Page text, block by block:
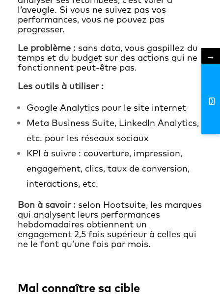
l’aveugle. Si vous ne suivez pas vos
performances, vous ne pouvez pas
progresser.
Le problème : sans data, vous gaspillez du
temps et du budget sur des actions qui ne
fonctionnent peut-être pas.
Les outils à utiliser :
Google Analytics pour le site internet
Meta Business Suite, LinkedIn Analytics,
etc. pour les réseaux sociaux
KPI à suivre : couverture, impression,
engagement, clics, taux de conversion,
interactions, etc.
Bon à savoir : selon Hootsuite, les marques
qui analysent leurs performances
hebdomadaires obtiennent un
engagement 2,5 fois supérieur à celles qui
ne le font qu’une fois par mois.
Mal connaître sa cible
→